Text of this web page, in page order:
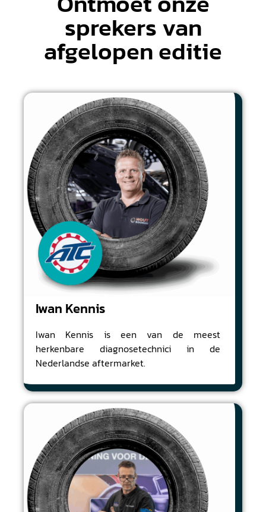
sprekers van
afgelopen editie
Iwan Kennis
Iwan Kennis is een van de meest
herkenbare diagnosetechnici in de
Nederlandse aftermarket.